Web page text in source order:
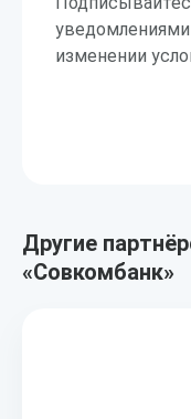
изменении
Другие
«Совкомбанк»